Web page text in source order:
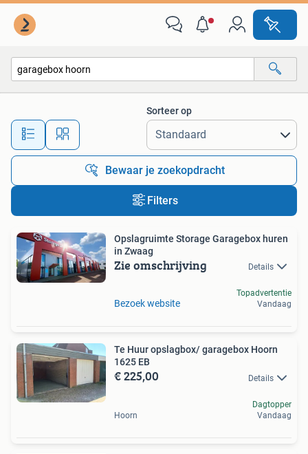
Alle afstanden…
Sorteer op
Bewaar je zoekopdracht
Filters
Opslagruimte Storage Garagebox huren
in Zwaag
Zie omschrijving Details
Bezoek website
Topadvertentie
Vandaag
Te Huur opslagbox/ garagebox Hoorn
1625 EB
€ 225,00 Details
Hoorn
Dagtopper
Vandaag